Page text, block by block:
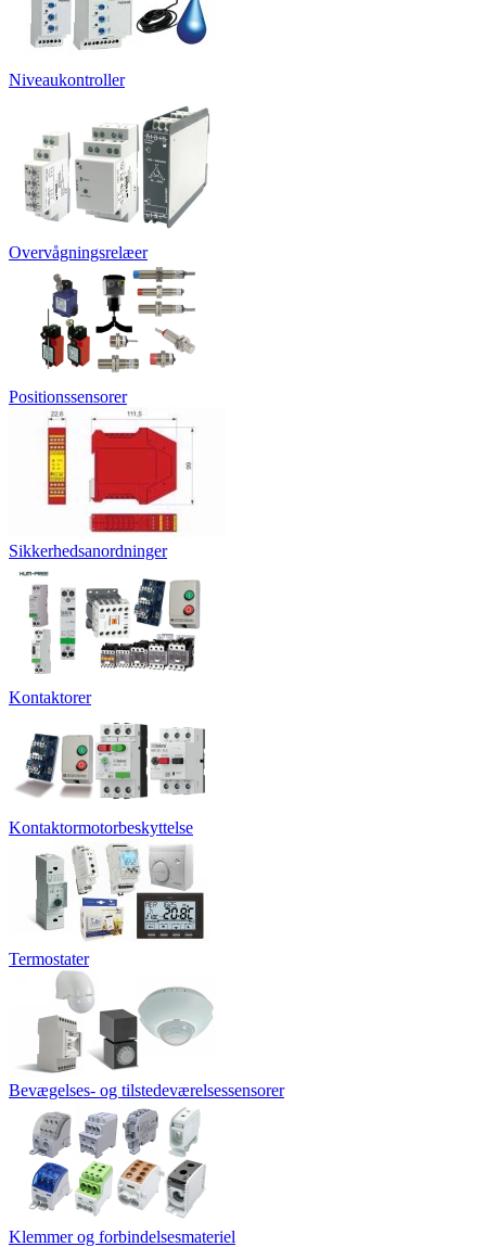
Niveaukontroller
Overvågningsrelæer
Positionssensorer
Sikkerhedsanordninger
Kontaktorer
Kontaktormotorbeskyttelse
Termostater
Bevægelses- og tilstedeværelsessensorer
Klemmer og forbindelsesmateriel